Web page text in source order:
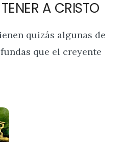
A CRISTO
quizás algunas de
que el creyente